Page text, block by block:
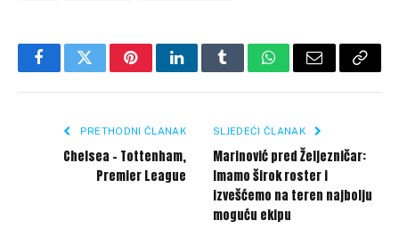
FacebookTwitterPinterestLinkedInTumblrWhatsApp
Email Copy
PRETHODNI ČLANAK
Chelsea – Tottenham,
Premier League
SLJEDEĆI ČLANAK
Marinović pred Željezničar:
Imamo širok roster i
izvešćemo na teren najbolju
moguću ekipu